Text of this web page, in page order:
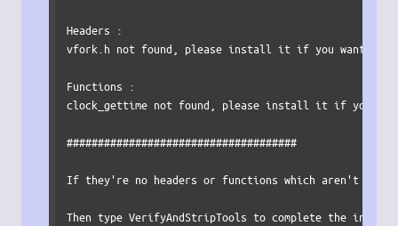
Headers :
vfork.h not found, please install it if you want
Functions :
clock_gettime not found, please install it if you
#####################################
If they're no headers or functions which aren't
Then type VerifyAndStripTools to complete the